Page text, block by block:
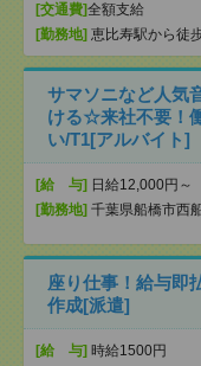
[交通費]全額支給
[勤務地] 恵比寿駅から徒
サマソニなど人気
ける☆来社不要！
い/T1[アルバイト]
[給 与] 日給12,000円～
[勤務地] 千葉県船橋市西
座り仕事！給与即
作成[派遣]
[給 与] 時給1500円